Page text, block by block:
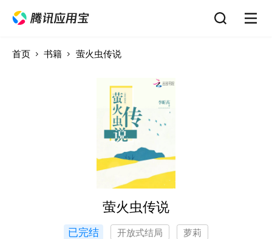
首页 书籍 萤火虫传说
萤火虫传说
已完结 开放式结局
萝莉